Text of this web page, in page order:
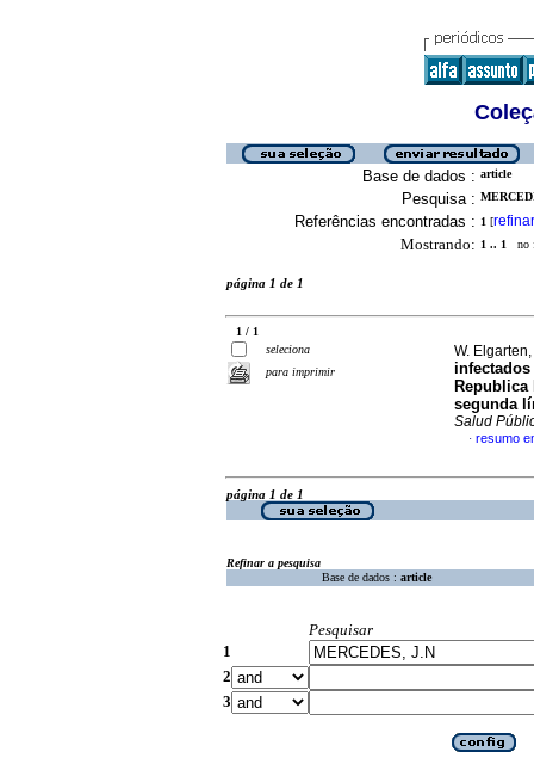
Base de dados : article
Pesquisa :
Referências encontradas : 1 [refinar
Mostrando: 1 .. 1 no
página 1 de 1
1 / 1
seleciona
para imprimir
W.
Republica
segunda
Salud
· resumo
página 1 de 1
Refinar a pesquisa
Base de dados : article
Pesquisar
1
2
3